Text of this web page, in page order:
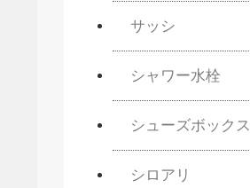
サッシ
シャワー水栓
シューズボックス
シロアリ